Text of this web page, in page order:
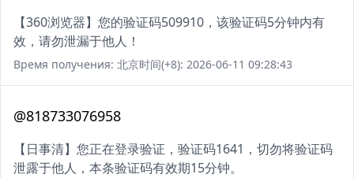
【360浏览器】您的验证码509910，该验证码5分钟内有
效，请勿泄漏于他人！
Время получения: 北京时间(+8): 2026-06-11 09:28:43
@818733076958
【日事清】您正在登录验证，验证码1641，切勿将验证码
泄露于他人，本条验证码有效期15分钟。